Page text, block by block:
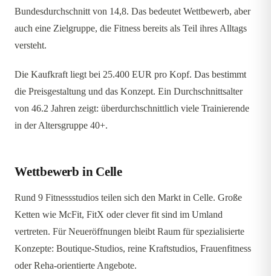
Bundesdurchschnitt von 14,8. Das bedeutet Wettbewerb, aber
auch eine Zielgruppe, die Fitness bereits als Teil ihres Alltags
versteht.
Die Kaufkraft liegt bei 25.400 EUR pro Kopf. Das bestimmt
die Preisgestaltung und das Konzept. Ein Durchschnittsalter
von 46.2 Jahren zeigt: überdurchschnittlich viele Trainierende
in der Altersgruppe 40+.
Wettbewerb in Celle
Rund 9 Fitnessstudios teilen sich den Markt in Celle. Große
Ketten wie McFit, FitX oder clever fit sind im Umland
vertreten. Für Neueröffnungen bleibt Raum für spezialisierte
Konzepte: Boutique-Studios, reine Kraftstudios, Frauenfitness
oder Reha-orientierte Angebote.